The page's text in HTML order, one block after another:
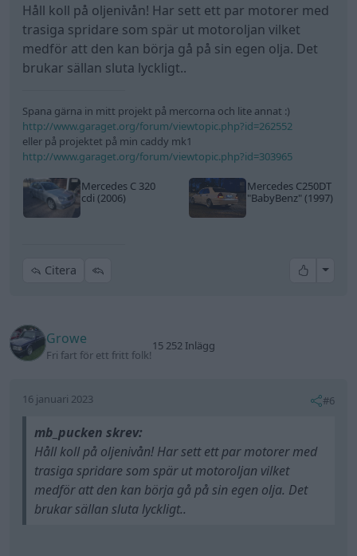
Håll koll på oljenivån! Har sett ett par motorer med
trasiga spridare som spär ut motoroljan vilket
medför att den kan börja gå på sin egen olja. Det
brukar sällan sluta lyckligt..
Spana gärna in mitt projekt på mercorna och lite annat :)
http://www.garaget.org/forum/viewtopic.php?id=262552
eller på projektet på min caddy mk1
http://www.garaget.org/forum/viewtopic.php?id=303965
Mercedes C 320
cdi (2006)
Mercedes C250DT
"BabyBenz"(1997)
Citera All
Growe
Fri fart för ett fritt folk!
15 252 Inlägg
16 januari 2023 #6
mb_pucken skrev:
Håll koll på oljenivån! Har sett ett par motorer med
trasiga spridare som spär ut motoroljan vilket
medför att den kan börja gå på sin egen olja. Det
brukar sällan sluta lyckligt..